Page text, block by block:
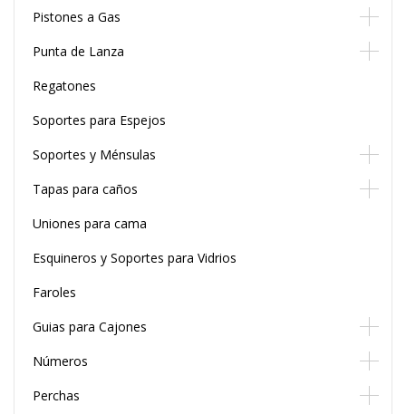
Pistones a Gas
Punta de Lanza
Regatones
Soportes para Espejos
Soportes y Ménsulas
Tapas para caños
Uniones para cama
Esquineros y Soportes para Vidrios
Faroles
Guias para Cajones
Números
Perchas